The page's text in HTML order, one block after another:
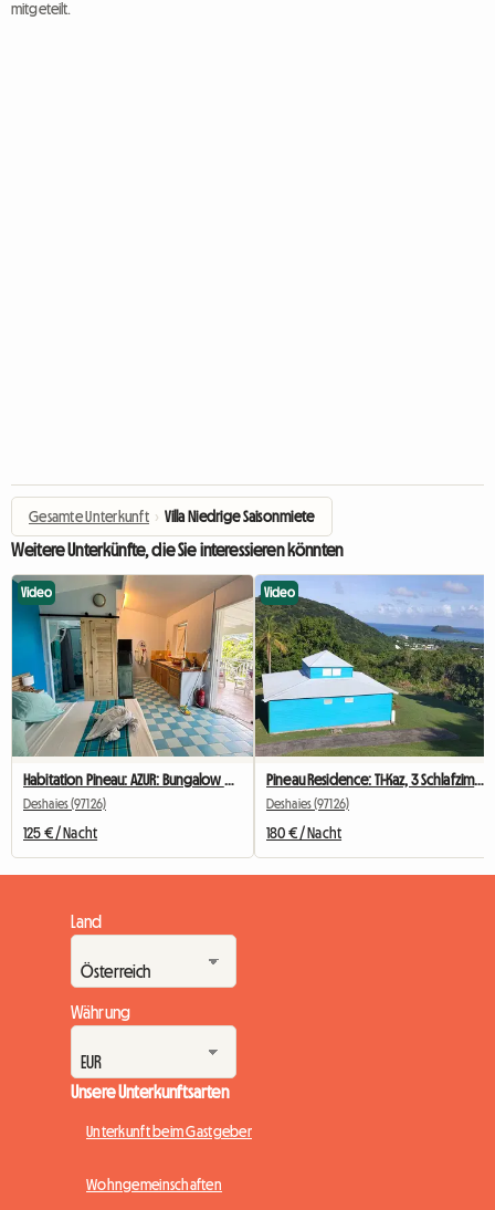
mitgeteilt.
Gesamte Unterkunft › Villa Niedrige Saisonmiete
Weitere Unterkünfte, die Sie interessieren könnten
Video
Deshaies (97126)
125 € / Nacht
Video
Pineau Residence: Ti-Kaz, 3 Schlafzimmer, Meerblick und Whirlpool
Deshaies (97126)
180 € / Nacht
Land
Währung
Unsere Unterkunftsarten
Unterkunft beim Gastgeber
Wohngemeinschaften